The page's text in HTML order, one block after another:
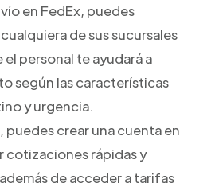
en FedEx, puedes
de sus sucursales
personal te ayudará a
según las características
y urgencia.
crear una cuenta en
cotizaciones rápidas y
de acceder a tarifas